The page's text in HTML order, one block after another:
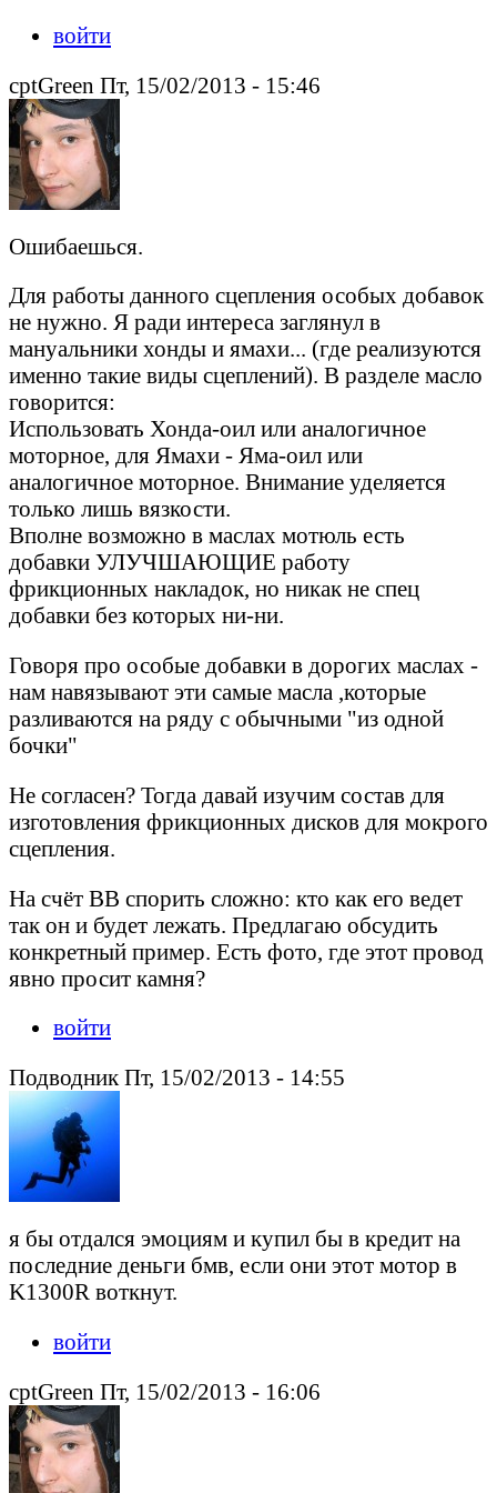
войти
cptGreen Пт, 15/02/2013 - 15:46
Ошибаешься.
Для работы данного сцепления особых добавок
не нужно. Я ради интереса заглянул в
мануальники хонды и ямахи... (где реализуются
именно такие виды сцеплений). В разделе масло
говорится:
Использовать Хонда-оил или аналогичное
моторное, для Ямахи - Яма-оил или
аналогичное моторное. Внимание уделяется
только лишь вязкости.
Вполне возможно в маслах мотюль есть
добавки УЛУЧШАЮЩИЕ работу
фрикционных накладок, но никак не спец
добавки без которых ни-ни.
Говоря про особые добавки в дорогих маслах -
нам навязывают эти самые масла ,которые
разливаются на ряду с обычными "из одной
бочки"
Не согласен? Тогда давай изучим состав для
изготовления фрикционных дисков для мокрого
сцепления.
На счёт ВВ спорить сложно: кто как его ведет
так он и будет лежать. Предлагаю обсудить
конкретный пример. Есть фото, где этот провод
явно просит камня?
войти
Подводник Пт, 15/02/2013 - 14:55
я бы отдался эмоциям и купил бы в кредит на
последние деньги бмв, если они этот мотор в
K1300R воткнут.
войти
cptGreen Пт, 15/02/2013 - 16:06